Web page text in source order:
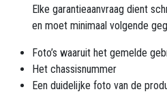
Elke garantieaanvraag dient
en moet minimaal volgende
Foto’s waaruit het gemelde
Het chassisnummer
Een duidelijke foto van de